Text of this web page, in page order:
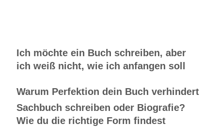
Ich möchte ein Buch schreiben, aber
ich weiß nicht, wie ich anfangen soll
Warum Perfektion dein Buch verhindert
Sachbuch schreiben oder Biografie?
Wie du die richtige Form findest